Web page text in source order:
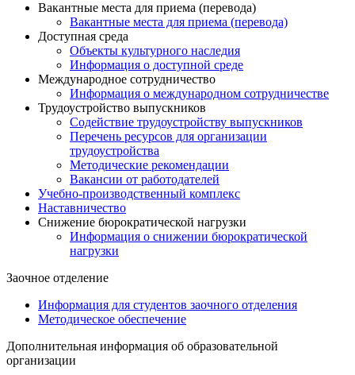
Вакантные места для приема (перевода)
Вакантные места для приема (перевода)
Доступная среда
Объекты культурного наследия
Информация о доступной среде
Международное сотрудничество
Информация о международном сотрудничестве
Трудоустройство выпускников
Содействие трудоустройству выпускников
Перечень ресурсов для организации
трудоустройства
Методические рекомендации
Вакансии от работодателей
Учебно-производственный комплекс
Наставничество
Снижение бюрократической нагрузки
Информация о снижении бюрократической
нагрузки
Заочное отделение
Информация для студентов заочного отделения
Методическое обеспечение
Дополнительная информация об образовательной
организации